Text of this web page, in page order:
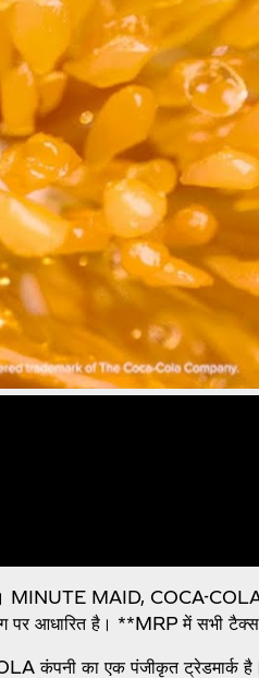
MINUTE MAID, COCA-
पर आधारित है। **MRP में सभी टैक्स
कंपनी का एक पंजीकृत ट्रेडमार्क